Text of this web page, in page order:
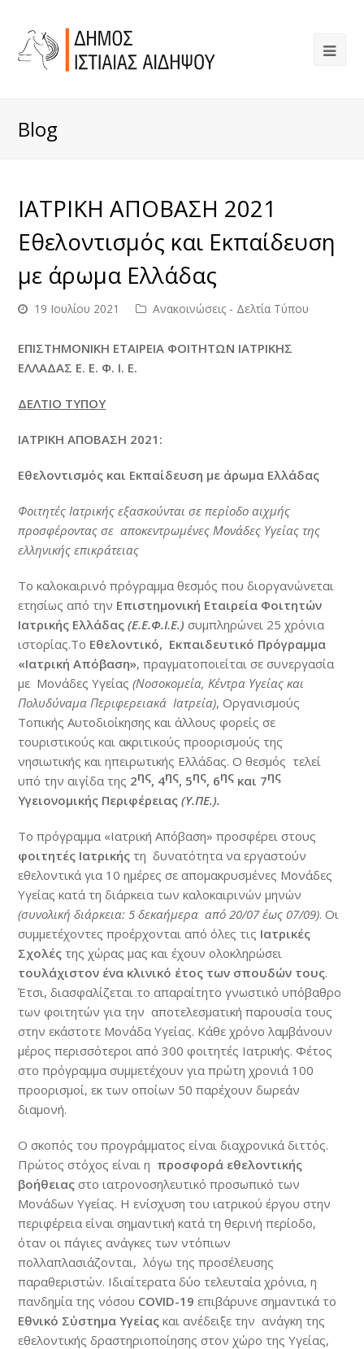
Blog
ΙΑΤΡΙΚΗ ΑΠΟΒΑΣΗ 2021
Εθελοντισμός και Εκπαίδευση
με άρωμα Ελλάδας
19 Ιουλίου 2021 Ανακοινώσεις - Δελτία Τύπου
ΕΠΙΣΤΗΜΟΝΙΚΗ ΕΤΑΙΡΕΙΑ ΦΟΙΤΗΤΩΝ ΙΑΤΡΙΚΗΣ
ΕΛΛΑΔΑΣ Ε. Ε. Φ. Ι. Ε.
ΔΕΛΤΙΟ ΤΥΠΟΥ
ΙΑΤΡΙΚΗ ΑΠΟΒΑΣΗ 2021:
Εθελοντισμός και Εκπαίδευση με άρωμα Ελλάδας
Φοιτητές Ιατρικής εξασκούνται σε περίοδο αιχμής
προσφέροντας σε αποκεντρωμένες Μονάδες Υγείας της
ελληνικής επικράτειας
Το καλοκαιρινό πρόγραμμα θεσμός που διοργανώνεται
ετησίως από την Επιστημονική Εταιρεία Φοιτητών
Ιατρικής Ελλάδας(Ε.Ε.Φ.Ι.Ε.)συμπληρώνει 25 χρόνια
ιστορίας.Το Εθελοντικό, Εκπαιδευτικό Πρόγραμμα
«Ιατρική Απόβαση», πραγματοποιείται σε συνεργασία
με Μονάδες Υγείας(Νοσοκομεία, Κέντρα Υγείας και
Πολυδύναμα Περιφερειακά Ιατρεία), Οργανισμούς
Τοπικής Αυτοδιοίκησης και άλλους φορείς σε
τουριστικούς και ακριτικούς προορισμούς της
νησιωτικής και ηπειρωτικής Ελλάδας. Ο θεσμός τελεί
υπό την αιγίδα της 2ης, 4ης, 5ης, 6ης και 7ης
Υγειονομικής Περιφέρειας(Υ.ΠΕ.).
Το πρόγραμμα «Ιατρική Απόβαση» προσφέρει στους
φοιτητές Ιατρικήςτη δυνατότητα να εργαστούν
εθελοντικά για 10 ημέρες σε απομακρυσμένες Μονάδες
Υγείας κατά τη διάρκεια των καλοκαιρινών μηνών
(συνολική διάρκεια:5 δεκαήμερα από 20/07 έως 07/09). Οι
συμμετέχοντες προέρχονται από όλες τις Ιατρικές
Σχολέςτης χώρας μας και έχουν ολοκληρώσει
τουλάχιστον ένα κλινικό έτος των σπουδών τους.
Έτσι, διασφαλίζεται το απαραίτητο γνωστικό υπόβαθρο
των φοιτητών για την αποτελεσματική παρουσία τους
στην εκάστοτε Μονάδα Υγείας. Κάθε χρόνο λαμβάνουν
μέρος περισσότεροι από 300 φοιτητές Ιατρικής. Φέτος
στο πρόγραμμα συμμετέχουν για πρώτη χρονιά 100
προορισμοί, εκ των οποίων 50 παρέχουν δωρεάν
διαμονή.
Ο σκοπός του προγράμματος είναι διαχρονικά διττός.
Πρώτος στόχος είναι η προσφορά εθελοντικής
βοήθειαςστο ιατρονοσηλευτικό προσωπικό των
Μονάδων Υγείας. Η ενίσχυση του ιατρικού έργου στην
περιφέρεια είναι σημαντική κατά τη θερινή περίοδο,
όταν οι πάγιες ανάγκες των ντόπιων
πολλαπλασιάζονται, λόγω της προσέλευσης
παραθεριστών. Ιδιαίτερατα δύο τελευταία χρόνια, η
πανδημία της νόσου COVID-19επιβάρυνε σημαντικά το
Εθνικό Σύστημα Υγείαςκαι ανέδειξε την ανάγκη της
εθελοντικής δραστηριοποίησης στον χώρο της Υγείας,